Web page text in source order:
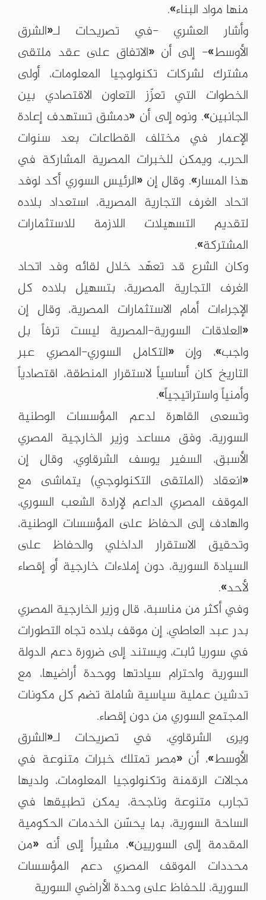
منها مواد البناء».
وأشار العشري -في تصريحات لـ«الشرق
الأوسط»- إلى أن «الاتفاق على عقد ملتقى
مشترك لشركات تكنولوجيا المعلومات، أولى
الخطوات التي تعزّز التعاون الاقتصادي بين
الجانبين». ونوه إلى أن «دمشق تستهدف إعادة
الإعمار في مختلف القطاعات بعد سنوات
الحرب، ويمكن للخبرات المصرية المشاركة في
هذا المسار». وقال إن «الرئيس السوري أكد لوفد
اتحاد الغرف التجارية المصرية، استعداد بلاده
لتقديم التسهيلات اللازمة للاستثمارات
المشتركة».
وكان الشرع قد تعهّد خلال لقائه وفد اتحاد
الغرف التجارية المصرية، بتسهيل بلاده كل
الإجراءات أمام الاستثمارات المصرية، وقال إن
«العلاقات السورية-المصرية ليست ترفاً بل
واجب»، وإن «التكامل السوري-المصري عبر
التاريخ كان أساسياً لاستقرار المنطقة، اقتصادياً
وأمنياً واستراتيجياً».
وتسعى القاهرة لدعم المؤسسات الوطنية
السورية، وفق مساعد وزير الخارجية المصري
الأسبق، السفير يوسف الشرقاوي، وقال إن
«انعقاد (الملتقى التكنولوجي) يتماشى مع
الموقف المصري الداعم لإرادة الشعب السوري،
والهادف إلى الحفاظ على المؤسسات الوطنية،
وتحقيق الاستقرار الداخلي والحفاظ على
السيادة السورية، دون إملاءات خارجية أو إقصاء
لأحد».
وفي أكثر من مناسبة، قال وزير الخارجية المصري
بدر عبد العاطي، إن موقف بلاده تجاه التطورات
في سوريا ثابت، ويستند إلى ضرورة دعم الدولة
السورية واحترام سيادتها ووحدة أراضيها، مع
تدشين عملية سياسية شاملة تضم كل مكونات
المجتمع السوري من دون إقصاء.
ويرى الشرقاوي، في تصريحات لـ«الشرق
الأوسط»، أن «مصر تمتلك خبرات متنوعة في
مجالات الرقمنة وتكنولوجيا المعلومات، ولديها
تجارب متنوعة وناجحة، يمكن تطبيقها في
الساحة السورية، بما يحسّن الخدمات الحكومية
المقدمة إلى السوريين»، مشيراً إلى أنه «من
محددات الموقف المصري دعم المؤسسات
السورية، للحفاظ على وحدة الأراضي السورية